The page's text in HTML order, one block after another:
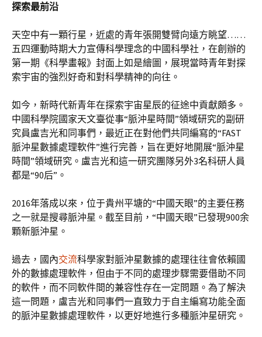
探索最前沿
天空中有一顆行星，近處的青年張開雙臂向遠方眺望……
五四運動時期大力宣傳科學理念的中國科學社，在創辦的
第一期《科學畫報》封面上如是繪圖，展現當時青年對探
索宇宙的強烈好奇和對科學精神的向往。
如今，新時代新青年在探索宇宙星辰的征途中貢獻頗多。
中國科學院國家天文臺從事“脈沖星時間”領域研究的副研
究員盧吉光和同事們，最近正在對他們共同編寫的“FAST
脈沖星數據處理軟件”進行完善，旨在更好地開展“脈沖星
時間”領域研究。盧吉光和這一研究團隊另外3名科研人員
都是“90后”。
2016年落成以來，位于貴州平塘的“中國天眼”的主要任務
之一就是搜尋脈沖星。截至目前，“中國天眼”已發現900余
顆新脈沖星。
過去，國內交流科學家對脈沖星數據的處理往往會依賴國
外的數據處理軟件，但由于不同的處理步驟需要借助不同
的軟件，而不同軟件間的兼容性存在一定問題。為了解決
這一問題，盧吉光和同事們一直致力于自主編寫功能全面
的脈沖星數據處理軟件，以更好地進行多種脈沖星研究。